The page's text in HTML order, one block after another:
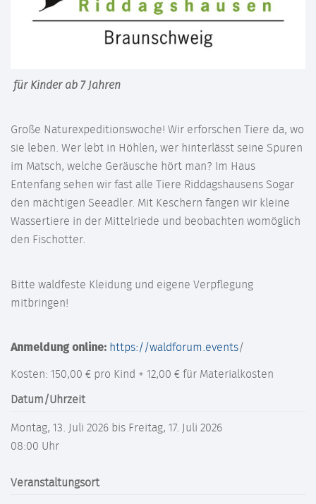
für Kinder ab 7 Jahren
Große Naturexpeditionswoche! Wir erforschen Tiere da, wo
sie leben. Wer lebt in Höhlen, wer hinterlässt seine Spuren
im Matsch, welche Geräusche hört man? Im Haus
Entenfang sehen wir fast alle Tiere Riddagshausens Sogar
den mächtigen Seeadler. Mit Keschern fangen wir kleine
Wassertiere in der Mittelriede und beobachten womöglich
den Fischotter.
Bitte waldfeste Kleidung und eigene Verpflegung
mitbringen!
Anmeldung online: https://waldforum.events/
Kosten: 150,00 € pro Kind + 12,00 € für Materialkosten
Datum/Uhrzeit
Montag, 13. Juli 2026 bis Freitag, 17. Juli 2026
08:00 Uhr
Veranstaltungsort